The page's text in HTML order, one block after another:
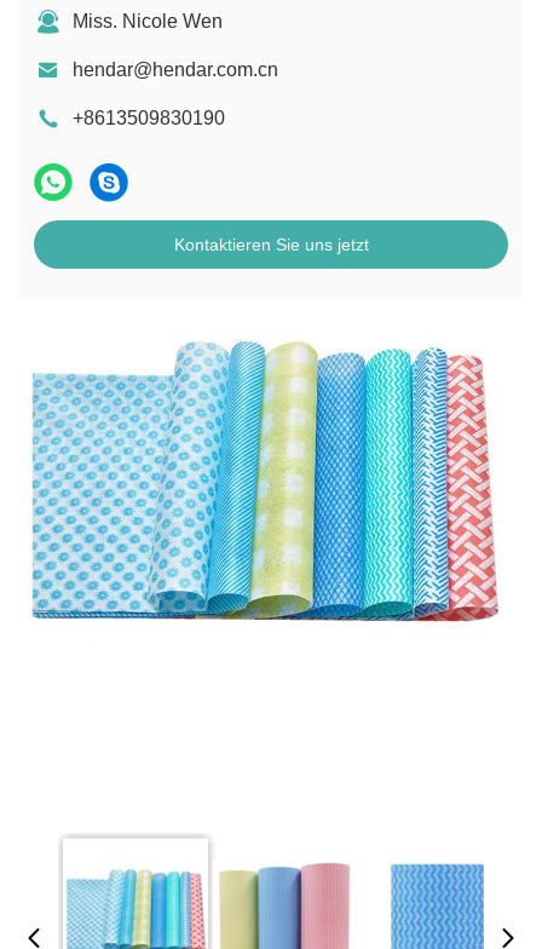
Miss. Nicole Wen
hendar@hendar.com.cn
+8613509830190
Kontaktieren Sie uns jetzt